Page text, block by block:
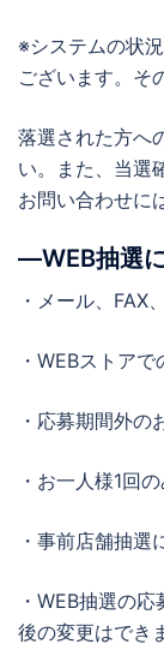
※システムの状
ございます。そ
落選された方へ
い。また、当選
お問い合わせに
―WEB抽選
・メール、FAX
・WEBストアで
・応募期間外の
・お一人様1回
・事前店舗抽選
・WEB抽選の
後の変更はでき